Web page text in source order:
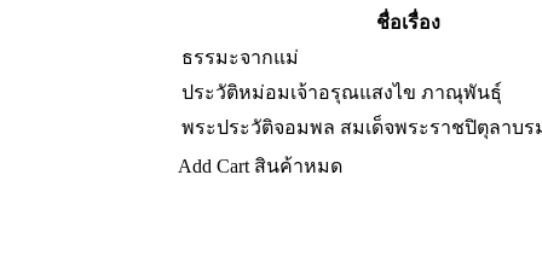
ชื่อเรื่อง
ธรรมะจากแม่
ประวัติหม่อมเจ้าอรุณแสงไข ภาณุพันธ์ุ
พระประวัติจอมพล สมเด็จพระราชปิตุลาบ
Add Cart สินค้าหมด